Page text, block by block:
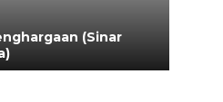
(Sinar